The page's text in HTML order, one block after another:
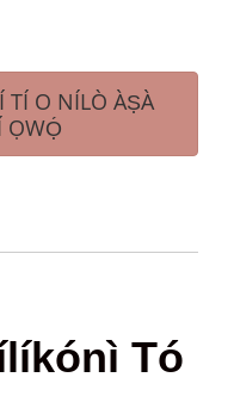
TÍ O NÍLÒ ÀṢÀ
ỌWỌ́
Tó